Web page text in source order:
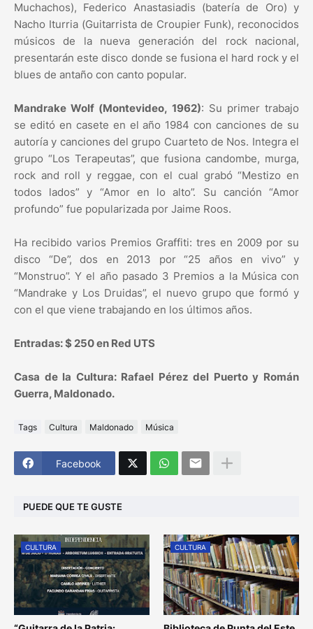
Muchachos), Federico Anastasiadis (batería de Oro) y
Nacho Iturria (Guitarrista de Croupier Funk), reconocidos
músicos de la nueva generación del rock nacional,
presentarán este disco donde se fusiona el hard rock y el
blues de antaño con canto popular.
Mandrake Wolf (Montevideo, 1962): Su primer trabajo
se editó en casete en el año 1984 con canciones de su
autoría y canciones del grupo Cuarteto de Nos. Integra el
grupo “Los Terapeutas”, que fusiona candombe, murga,
rock and roll y reggae, con el cual grabó “Mestizo en
todos lados” y “Amor en lo alto”. Su canción “Amor
profundo” fue popularizada por Jaime Roos.
Ha recibido varios Premios Graffiti: tres en 2009 por su
disco “De”, dos en 2013 por “25 años en vivo” y
“Monstruo”. Y el año pasado 3 Premios a la Música con
“Mandrake y Los Druidas”, el nuevo grupo que formó y
con el que viene trabajando en los últimos años.
Entradas: $ 250 en Red UTS
Casa de la Cultura: Rafael Pérez del Puerto y Román
Guerra, Maldonado.
Tags Cultura Maldonado Música
Facebook
PUEDE QUE TE GUSTE
CULTURA CULTURA